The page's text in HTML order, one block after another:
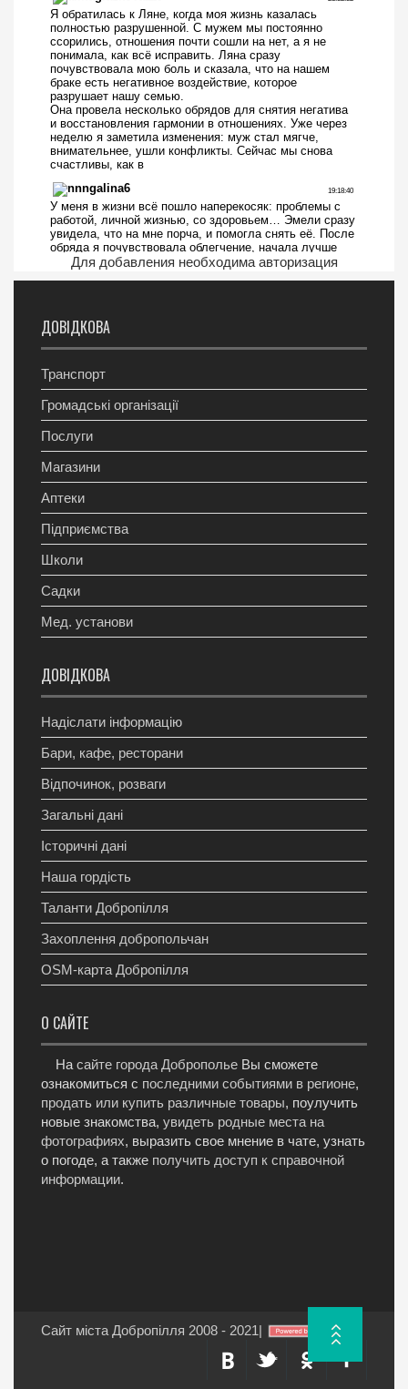
Для добавления необходима авторизация
ДОВІДКОВА
Транспорт
Громадські організації
Послуги
Магазини
Аптеки
Підприємства
Школи
Садки
Мед. установи
ДОВІДКОВА
Надіслати інформацію
Бари, кафе, ресторани
Відпочинок, розваги
Загальні дані
Історичні дані
Наша гордість
Таланти Добропілля
Захоплення добропольчан
OSM-карта Добропілля
О САЙТЕ
На сайте города Доброполье Вы сможете
ознакомиться с последними событиями в регионе,
продать или купить различные товары, поулучить
новые знакомства, увидеть родные места на
фотографиях, выразить свое мнение в чате, узнать
о погоде, а также получить доступ к справочной
информации.
Сайт міста Добропілля 2008 - 2021|